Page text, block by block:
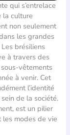
qui s’entrelace
la culture
non seulement
les grandes
brésiliens
à travers des
vêtements
à venir. Cet
l’identité
de la société.
est un pilier
modes de vie